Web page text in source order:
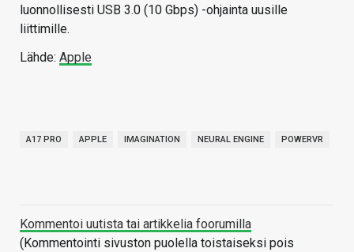
luonnollisesti USB 3.0 (10 Gbps) -ohjainta uusille
liittimille.
Lähde: Apple
A17 PRO APPLE IMAGINATION NEURAL ENGINE POWERVR
Kommentoi uutista tai artikkelia foorumilla
(Kommentointi sivuston puolella toistaiseksi pois